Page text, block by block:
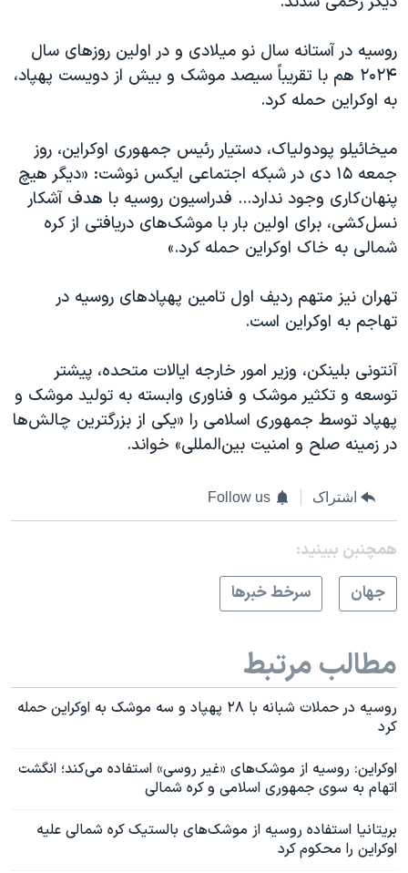
روسیه در آستانه سال نو میلادی و در اولین روزهای سال
۲۰۲۴ هم با تقریباً سیصد موشک و بیش از دویست پهپاد،
به اوکراین حمله کرد.
میخائیلو پودولیاک، دستیار رئیس جمهوری اوکراین، روز
جمعه ۱۵ دی در شبکه اجتماعی ایکس نوشت: «دیگر هیچ
پنهان‌کاری وجود ندارد... فدراسیون روسیه با هدف آشکار
نسل‌کشی، برای اولین بار با موشک‌های دریافتی از کره
شمالی به خاک اوکراین حمله کرد.»
تهران نیز متهم ردیف اول تامین پهپادهای روسیه در
تهاجم به اوکراین است.
آنتونی بلینکن، وزیر امور خارجه ایالات متحده، پیشتر
توسعه و تکثیر موشک و فناوری وابسته به تولید موشک و
پهپاد توسط جمهوری اسلامی را «یکی از بزرگترین چالش‌ها
در زمینه صلح و امنیت بین‌المللی» خواند.
اشتراک Follow us
همچنبن ببینید:
جهان
سرخط خبرها
مطالب مرتبط
روسیه در حملات شبانه با ۲۸ پهپاد و سه موشک به اوکراین حمله
کرد
اوکراین: روسیه از موشک‌های «غیر روسی» استفاده می‌کند؛ انگشت
اتهام به سوی جمهوری اسلامی و کره شمالی
بریتانیا استفاده روسیه از موشک‌های بالستیک کره شمالی علیه
اوکراین را محکوم کرد